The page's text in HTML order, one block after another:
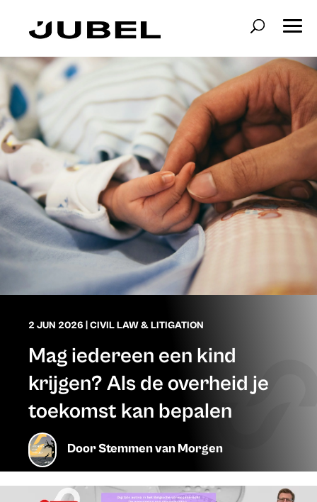
2 JUN 2026 CIVIL LAW & LITIGATION
Mag iedereen een kind
krijgen? Als de overheid je
toekomst kan bepalen
DoorStemmen van Morgen